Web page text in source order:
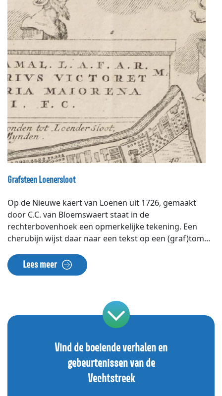
onderling contact was in Europa. In het drassige
landschap vormde de Vecht een soort snelweg, die van
de Rijn naar het Oer-ij liep, (nu IJsselmeer), de
verbinding met de Noordzee. Daardoor was de rivier
een belangrijke handelsweg tussen Noord- en midden
Europa.
Grafsteen Loenersloot
Op de Nieuwe kaert van Loenen uit 1726, gemaakt
door C.C. van Bloemswaert staat in de
rechterbovenhoek een opmerkelijke tekening. Een
cherubijn wijst daar naar een tekst op een (graf)tombe
staat de tekst ‘Steene tombe gevonden tot
Loendersloot en het hoofd te Mijnden’. De latijnse
kinderen. Er zijn veel raadsels rondom deze tombe: de
overledenen, de exacte vindplaats, de
van de steen zijn helaas onbekend. Vermoedelijk is de
steen bij grondwerkzaamheden in de buurt van
kasteel Loenersloot opgegraven. Keihard bewijs dat in
Loenersloot ook daadwerkelijk Romeinen gezeten
Lees meer
Vind de boeiende verhalen en
gebeurtenissen van de
Vechtstreek